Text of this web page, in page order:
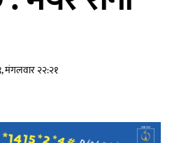
मंगलवार २२:२१